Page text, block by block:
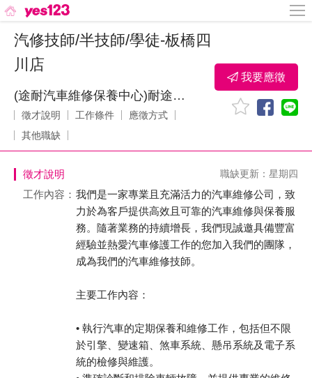
汽修技師/半技師/學徒-板橋四
川店
(途耐汽車維修保養中心)耐途耐汽車事業有限公司
徵才說明 工作條件
應徵方式
其他職缺
我要應徵
徵才說明 職缺更新：星期四
工作內容： 我們是一家專業且充滿活力的汽車維修公司，致
力於為客戶提供高效且可靠的汽車維修與保養服
務。隨著業務的持續增長，我們現誠邀具備豐富
經驗並熱愛汽車修護工作的您加入我們的團隊，
成為我們的汽車維修技師。
主要工作內容：
• 執行汽車的定期保養和維修工作，包括但不限
於引擎、變速箱、煞車系統、懸吊系統及電子系
統的檢修與維護。